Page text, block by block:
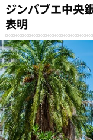
ジンバブエ中央
表明